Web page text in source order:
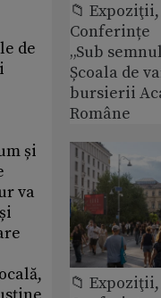
de
și
va
📁
Conferințe
„Sub
Școala de
bursierii
Române
📁